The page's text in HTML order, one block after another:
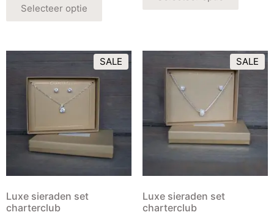
Selecteer optie
SALE
Luxe sieraden set
charterclub
SALE
Luxe sieraden set
charterclub